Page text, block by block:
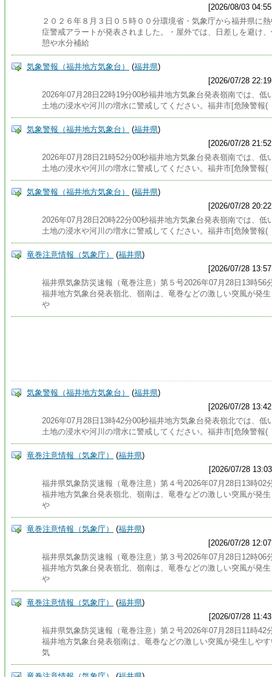
[2026/08/03
２０２６年８月３日０５時００分環境省・気象庁から福井県に
症警戒アラートが発表されました。・屋外では、日差しを避け
憩や水分補給
気象警報（福井地方気象台） (福井県)
[2026/07/28
2026年07月28日22時19分00秒福井地方気象台発表嶺南では、低
土地の浸水や河川の増水に警戒してください。福井市[危険警報(
気象警報（福井地方気象台） (福井県)
[2026/07/28
2026年07月28日21時52分00秒福井地方気象台発表嶺南では、低
土地の浸水や河川の増水に警戒してください。福井市[危険警報(
気象警報（福井地方気象台） (福井県)
[2026/07/28
2026年07月28日20時22分00秒福井地方気象台発表嶺南では、低
土地の浸水や河川の増水に警戒してください。福井市[危険警報(
竜巻注意情報（気象庁） (福井県)
[2026/07/28
福井県気象防災速報（竜巻注意）第５号2026年07月28日13時56
福井地方気象台発表嶺北、嶺南は、竜巻などの激しい突風が発
や
気象警報（福井地方気象台） (福井県)
[2026/07/28
2026年07月28日13時42分00秒福井地方気象台発表嶺北では、低
土地の浸水や河川の増水に警戒してください。福井市[危険警報(
竜巻注意情報（気象庁） (福井県)
[2026/07/28
福井県気象防災速報（竜巻注意）第４号2026年07月28日13時02
福井地方気象台発表嶺北、嶺南は、竜巻などの激しい突風が発
や
竜巻注意情報（気象庁） (福井県)
[2026/07/28
福井県気象防災速報（竜巻注意）第３号2026年07月28日12時06
福井地方気象台発表嶺北、嶺南は、竜巻などの激しい突風が発
や
竜巻注意情報（気象庁） (福井県)
[2026/07/28
福井県気象防災速報（竜巻注意）第２号2026年07月28日11時42
福井地方気象台発表嶺南は、竜巻などの激しい突風が発生しや
気